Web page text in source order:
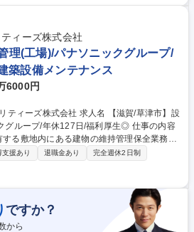
※勤務は常に仲間と一緒のチームプレー！
多い為、モチベーションを維持しながら質
徳島【総合職/現金護
制度有！
ィーズ株式会社
理(工場)/パナソニックグループ/
築設備メンテナンス
6000円
社 求人名 【滋賀/草津市】設
プ/年休127日/福利厚生◎ 仕事の内容
る敷地内にある建物の維持管理保全業務を
127日(土日祝・完全週休二日制)で残業20h/
技術者の方はぜひご応募ください。 ■建
排水衛生）、電気設備並びに防災設備など
■運転監視、計器類チェック ■保全、修繕作
滋賀/草津市】設備管
ープ/年休127日/福利厚生◎
援あり 退職金あり
完全週休2日制
ですか？
から